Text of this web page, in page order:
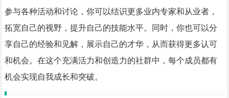
参与各种活动和讨论，你可以结识更多业内专家和从业者，
拓宽自己的视野，提升自己的技能水平。同时，你也可以分
享自己的经验和见解，展示自己的才华，从而获得更多认可
和机会。在这个充满活力和创造力的社群中，每个成员都有
机会实现自我成长和突破。